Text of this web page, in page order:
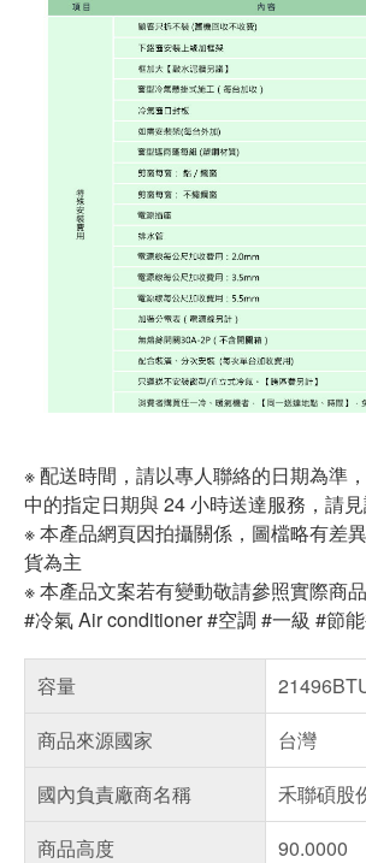
※ 配送時間，請以專人聯絡的日期為準
中的指定日期與 24 小時送達服務，請
※ 本產品網頁因拍攝關係，圖檔略有差
貨為主
※ 本產品文案若有變動敬請參照實際商
#冷氣 Air conditioner #空調 #一級 #節
容量
商品來源國家
台灣
國內負責廠商名稱
禾聯碩股
商品高度
90.0000